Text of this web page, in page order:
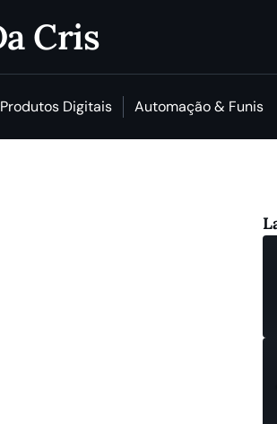
Cris
Produtos Digitais Automação & Funis